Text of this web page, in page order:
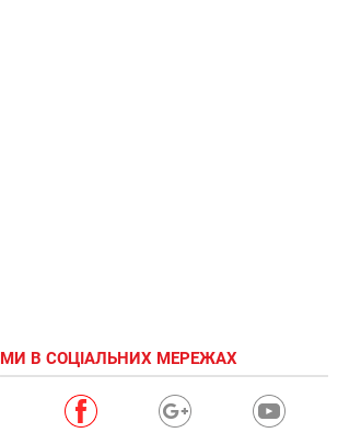
МИ В СОЦІАЛЬНИХ МЕРЕЖАХ